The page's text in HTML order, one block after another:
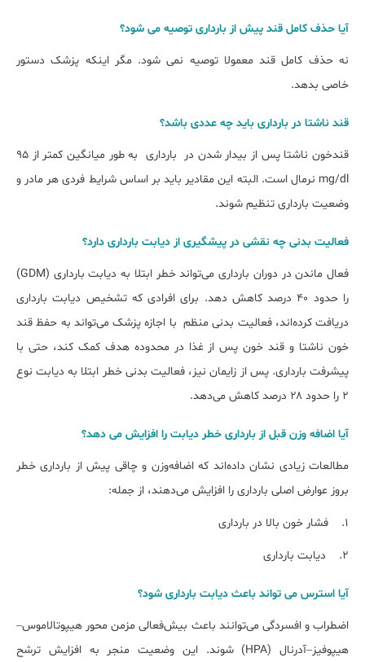
آیا حذف کامل قند پیش از بارداری توصیه می شود؟
نه حذف کامل قند معمولا توصیه نمی شود. مگر اینکه پزشک دستور
خاصی بدهد.
قند ناشتا در بارداری باید چه عددی باشد؟
قندخون ناشتا پس از بیدار شدن در بارداری به طور میانگین کمتر از 95
mg/dl نرمال است. البته این مقادیر باید بر اساس شرایط فردی هر مادر و
وضعیت بارداری تنظیم شوند.
فعالیت بدنی چه نقشی در پیشگیری از دیابت بارداری دارد؟
فعال ماندن در دوران بارداری می‌تواند خطر ابتلا به دیابت بارداری (GDM)
را حدود ۴۰ درصد کاهش دهد. برای افرادی که تشخیص دیابت بارداری
دریافت کرده‌اند، فعالیت بدنی منظم با اجازه پزشک می‌تواند به حفظ قند
خون ناشتا و قند خون پس از غذا در محدوده هدف کمک کند، حتی با
پیشرفت بارداری. پس از زایمان نیز، فعالیت بدنی خطر ابتلا به دیابت نوع
۲ را حدود ۲۸ درصد کاهش می‌دهد.
آیا اضافه وزن قبل از بارداری خطر دیابت را افزایش می دهد؟
مطالعات زیادی نشان داده‌اند که اضافه‌وزن و چاقی پیش از بارداری خطر
بروز عوارض اصلی بارداری را افزایش می‌دهند، از جمله:
1. فشار خون بالا در بارداری
2. دیابت بارداری
آیا استرس می تواند باعث دیابت بارداری شود؟
اضطراب و افسردگی می‌توانند باعث بیش‌فعالی مزمن محور هیپوتالاموس–
هیپوفیز–آدرنال (HPA) شوند. این وضعیت منجر به افزایش ترشح